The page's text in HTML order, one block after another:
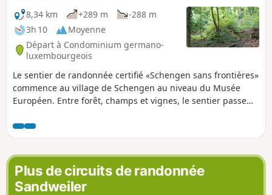
8,34 km
+289 m
-288 m
3h 10
Moyenne
Départ à Condominium germano-
luxembourgeois
Le sentier de randonnée certifié «Schengen sans frontières»
commence au village de Schengen au niveau du Musée
Européen. Entre forêt, champs et vignes, le sentier passe
de la Moselle (Sierck et Contz).
Plus de circuits de randonnée
Sandweiler